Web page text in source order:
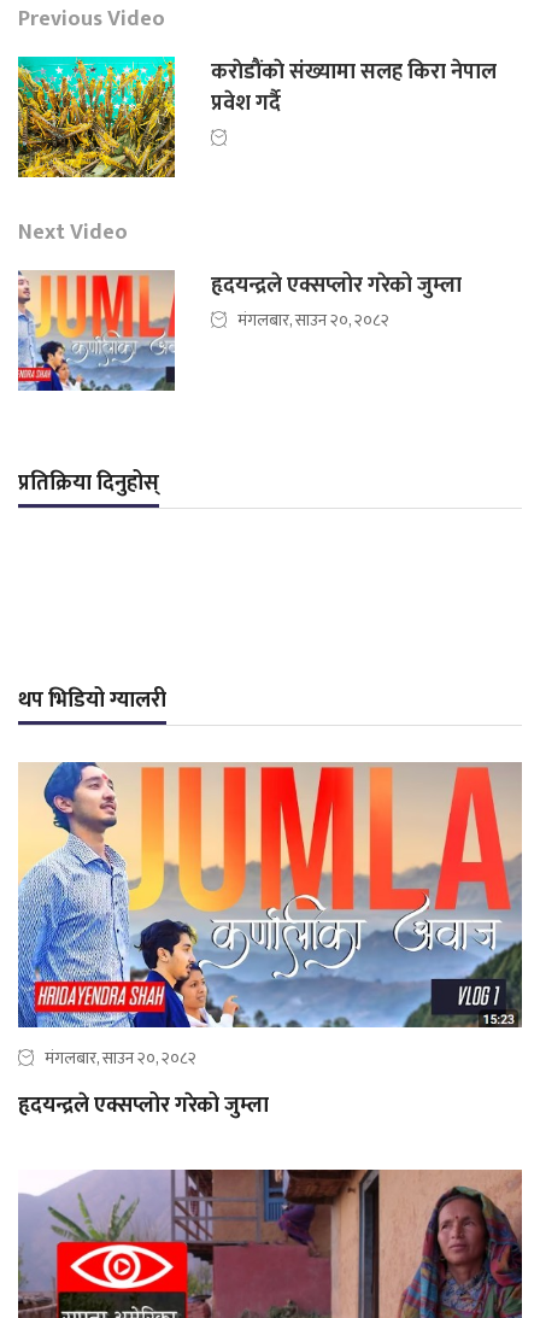
Previous Video
कराेडाैंकाे संख्यामा सलह किरा नेपाल
प्रवेश गर्दै
Next Video
हृदयन्द्रले एक्सप्लोर गरेको जुम्ला
मंगलबार, साउन २०, २०८२
प्रतिक्रिया दिनुहोस्
थप भिडियो ग्यालरी
मंगलबार, साउन २०, २०८२
हृदयन्द्रले एक्सप्लोर गरेको जुम्ला